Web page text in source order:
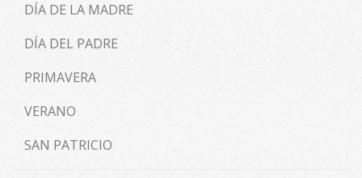
DÍA DE LA MADRE
DÍA DEL PADRE
PRIMAVERA
VERANO
SAN PATRICIO